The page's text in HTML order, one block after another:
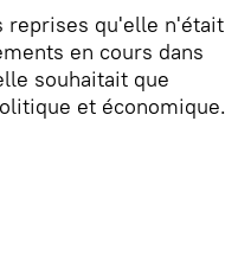
reprises qu'elle n'était
en cours dans
souhaitait que
et économique.